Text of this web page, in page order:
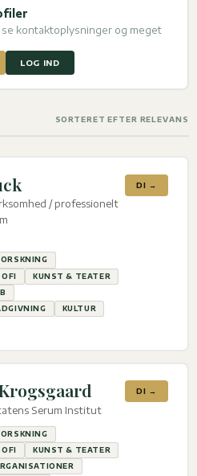
kontaktoplysninger og meget
LOG IND
SORTERET EFTER RELEVANS
/ professionelt
KUNST & TEATER
KULTUR
DI →
Serum Institut
KUNST & TEATER
DI →